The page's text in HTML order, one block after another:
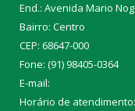
End.: Avenida Mario
Bairro: Centro
CEP: 68647-000
Fone: (91) 98405-0364
E-mail:
Horário de atendimento: